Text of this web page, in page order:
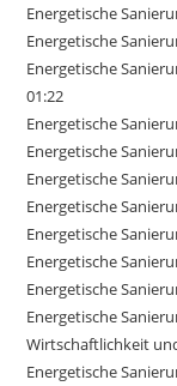
Energetische
Energetische
Energetische
01:22
Energetische
Energetische
Energetische
Energetische
Energetische
Energetische
Energetische
Energetische
Wirtschaftlichkeit
Energetische